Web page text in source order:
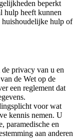
beperkt
hulp heeft kunnen
huishoudelijke hulp of
privacy van u en
de Wet op de
een reglement dat
voor wat
kennis nemen. U
paramedische en
aan anderen